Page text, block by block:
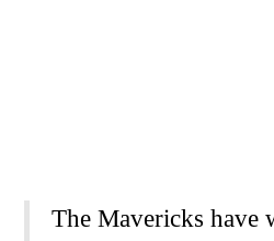
The Mavericks have